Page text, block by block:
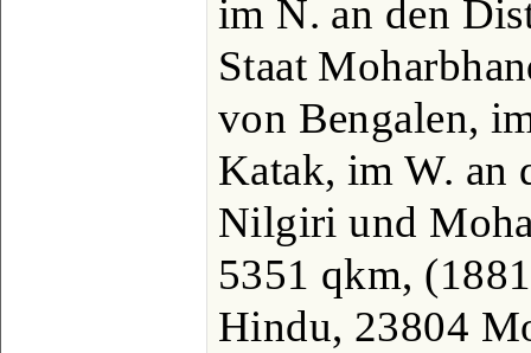
im N. an den
Staat
von Bengalen,
Katak, im W. an
Nilgiri und
5351 qkm,
Hindu, 23804